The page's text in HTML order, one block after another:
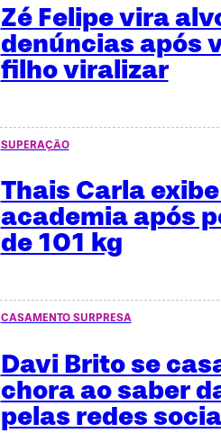
Zé Felipe vira
denúncias após
filho viralizar
SUPERAÇÃO
Thais Carla
academia após
de 101 kg
CASAMENTO SURPRESA
Davi Brito se
chora ao saber
pelas redes